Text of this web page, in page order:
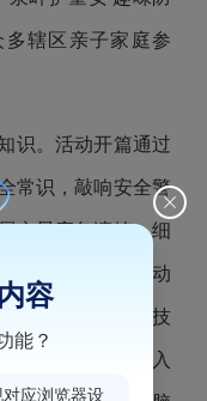
辖区亲子家庭参
识。活动开篇通过
常识，敲响安全警
实景应急演练，细
置方法，标准的动
准掌握实用应急技
，将安全常识融入
容
能？
应浏览器设